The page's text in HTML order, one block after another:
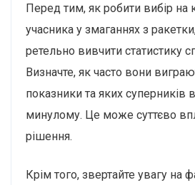
Перед тим, як робити вибір на
учасника у змаганнях з
ретельно вивчити статистику
Визначте, як часто вони
показники та яких суперників
минулому. Це може суттєво
рішення.
Крім того, звертайте увагу на